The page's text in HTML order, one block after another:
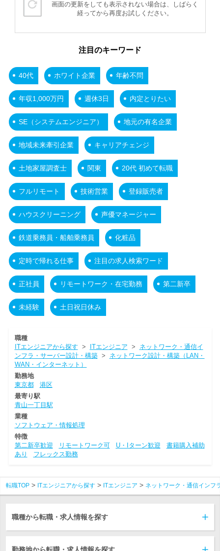
画面の更新をしても表示されない場合は、しばらく
経ってから再度お試しください。
注目のキーワード
40代 ホワイト企業 年齢不問
年収1,000万円 週休3日 内定とりたい
SE（システムエンジニア） 地元の有名企業
地域未来牽引企業 キャリアチェンジ
土地家屋調査士 関東 20代 初めて転職
フルリモート 技術営業 登録販売者
ハウスクリーニング 声優マネージャー
鉄道乗務員・船舶乗務員 化粧品
定時で帰れる仕事 注目の求人検索ワード
正社員 リモートワーク・在宅勤務 第二新卒
未経験 土日祝日休み
職種
ITエンジニアから探す > ITエンジニア > ネットワーク・通信イ
ンフラ・サーバー設計・構築> ネットワーク設計・構築（LAN・
WAN・インターネット）
勤務地
東京都
港区
最寄り駅
青山一丁目駅
業種
ソフトウェア・情報処理
特徴
第二新卒歓迎
リモートワーク可 U・Iターン歓迎
書籍購入補助
あり
フレックス勤務
転職TOP ITエンジニアから探す ITエンジニア ネットワーク・通信インフ
職種から転職・求人情報を探す
勤務地から転職・求人情報を探す